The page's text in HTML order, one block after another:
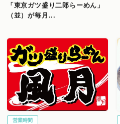
「東京ガツ盛り二郎らーめん」
（並）が毎月...
営業時間